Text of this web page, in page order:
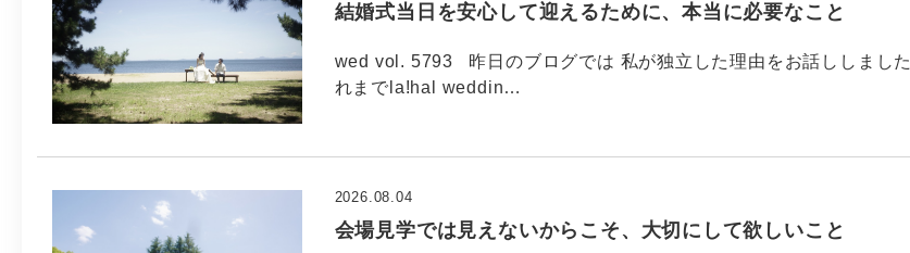
結婚式当日を安心して迎えるために、本当に必要なこと
wed vol. 5793 昨日のブログでは 私が独立した理由をお話ししました
れまでla!hal weddin…
会場見学では見えないからこそ、大切にして欲しいこと
2026.08.04